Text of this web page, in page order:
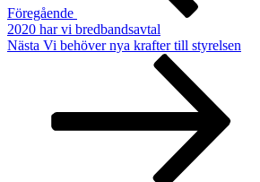
Föregående
2020 har vi bredbandsavtal
Nästa
Nästa Vi behöver nya krafter till styrelsen